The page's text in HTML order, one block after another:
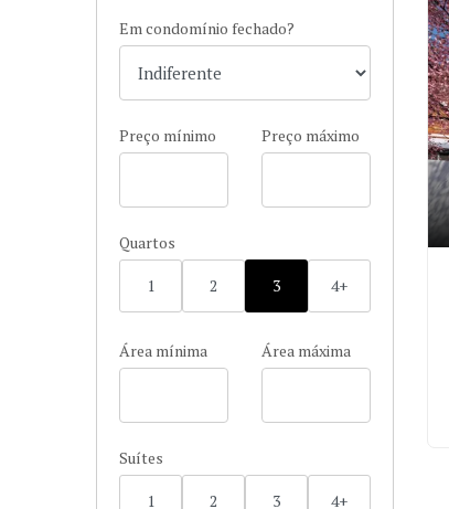
Em condomínio fechado?
Preço mínimo Preço máximo
Quartos
1 2 3 4+
Área mínima Área máxima
Suítes
1 2 3 4+